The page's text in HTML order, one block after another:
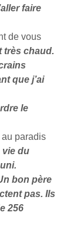
faire
de vous
très chaud.
que j’ai
le
paradis
vie du
bon père
pas. Ils
256